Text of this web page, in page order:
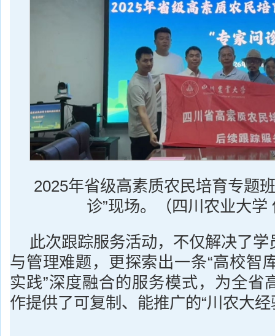
2025年省级高素质农民培育专题
诊”现场。（四川农业大学
此次跟踪服务活动，不仅解决了
与管理难题，更探索出一条“高校智
实践”深度融合的服务模式，为全省
作提供了可复制、能推广的“川农大经